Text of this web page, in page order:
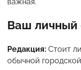
Ваш личный
Редакция: Стоит
обычной